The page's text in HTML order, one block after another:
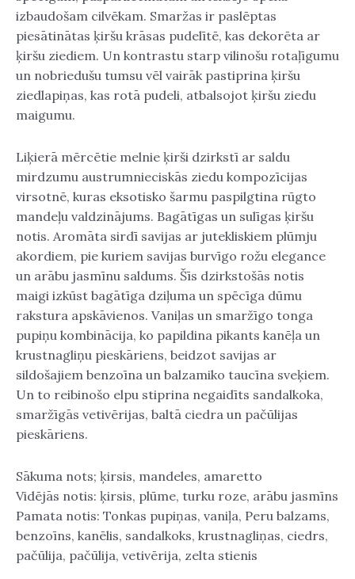
izbaudošam cilvēkam. Smaržas ir paslēptas
piesātinātas ķiršu krāsas pudelītē, kas dekorēta ar
ķiršu ziediem. Un kontrastu starp vilinošu rotaļīgumu
un nobriedušu tumsu vēl vairāk pastiprina ķiršu
ziedlapiņas, kas rotā pudeli, atbalsojot ķiršu ziedu
maigumu.
Liķierā mērcētie melnie ķirši dzirkstī ar saldu
mirdzumu austrumnieciskās ziedu kompozīcijas
virsotnē, kuras eksotisko šarmu paspilgtina rūgto
mandeļu valdzinājums. Bagātīgas un sulīgas ķiršu
notis. Aromāta sirdī savijas ar jutekliskiem plūmju
akordiem, pie kuriem savijas burvīgo rožu elegance
un arābu jasmīnu saldums. Šīs dzirkstošās notis
maigi izkūst bagātīga dziļuma un spēcīga dūmu
rakstura apskāvienos. Vaniļas un smaržīgo tonga
pupiņu kombinācija, ko papildina pikants kanēļa un
krustnagliņu pieskāriens, beidzot savijas ar
sildošajiem benzoīna un balzamiko taucīna sveķiem.
Un to reibinošo elpu stiprina negaidīts sandalkoka,
smaržīgās vetivērijas, baltā ciedra un pačūlijas
pieskāriens.
Sākuma nots; ķirsis, mandeles, amaretto
Vidējās notis: ķirsis, plūme, turku roze, arābu jasmīns
Pamata notis: Tonkas pupiņas, vaniļa, Peru balzams,
benzoīns, kanēlis, sandalkoks, krustnagliņas, ciedrs,
pačūlija, pačūlija, vetivērija, zelta stienis